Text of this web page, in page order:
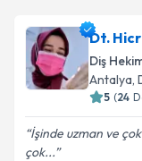
Dt.
Diş
Antalya,
5 (24
İşinde uzman ve
çok...